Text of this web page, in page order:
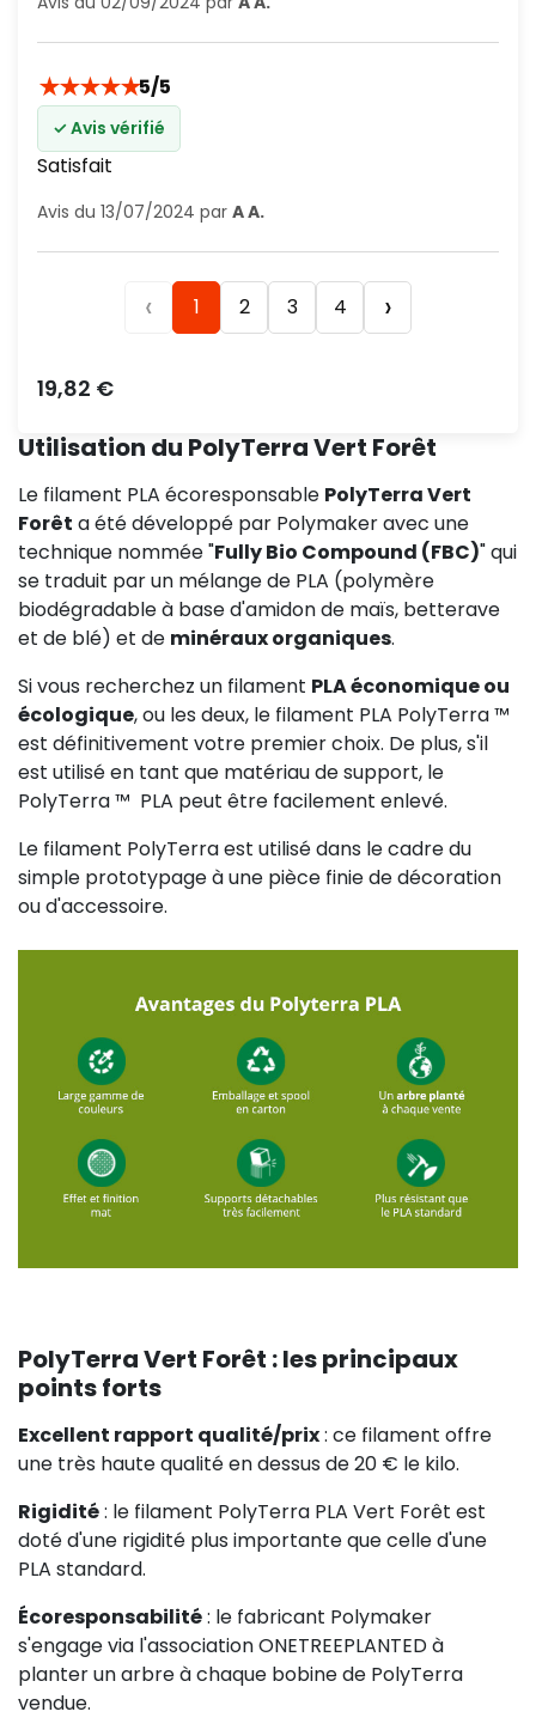
★★★★★5/5
✓ Avis vérifié
Satisfait
Avis du 13/07/2024 par A A.
‹ 1 2 3 4 ›
Prix
19,82 €
Utilisation du PolyTerra Vert Forêt
Le filament PLA écoresponsable PolyTerra Vert
Forêt a été développé par Polymaker avec une
technique nommée "Fully Bio Compound (FBC)" qui
se traduit par un mélange de PLA (polymère
biodégradable à base d'amidon de maïs, betterave
et de blé) et de minéraux organiques.
Si vous recherchez un filament PLA économique ou
écologique, ou les deux, le filament PLA PolyTerra ™ ️
est définitivement votre premier choix. De plus, s'il
est utilisé en tant que matériau de support, le
PolyTerra ™ ️ PLA peut être facilement enlevé.
Le filament PolyTerra est utilisé dans le cadre du
simple prototypage à une pièce finie de décoration
ou d'accessoire.
PolyTerra Vert Forêt : les principaux
points forts
Excellent rapport qualité/prix: ce filament offre
une très haute qualité en dessus de 20 € le kilo.
Rigidité: le filament PolyTerra PLA Vert Forêt est
doté d'une rigidité plus importante que celle d'une
PLA standard.
Écoresponsabilité: le fabricant Polymaker
s'engage via l'association ONETREEPLANTED à
planter un arbre à chaque bobine de PolyTerra
vendue.